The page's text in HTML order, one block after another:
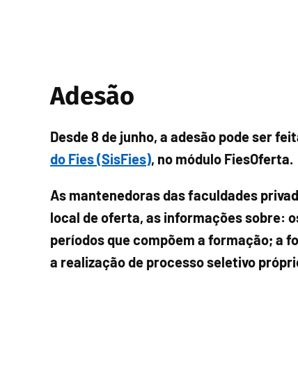
Adesão
Desde 8 de junho, a adesão pode ser
do Fies (SisFies), no módulo FiesOferta.
As mantenedoras das faculdades
local de oferta, as informações sobre:
períodos que compõem a formação; a
a realização de processo seletivo